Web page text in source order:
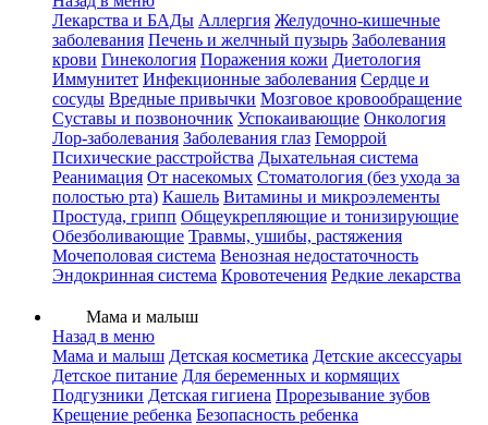
Лекарства и БАДы Аллергия Желудочно-кишечные
заболевания Печень и желчный пузырь Заболевания
крови Гинекология Поражения кожи Диетология
Иммунитет Инфекционные заболевания Сердце и
сосуды Вредные привычки Мозговое кровообращение
Суставы и позвоночник Успокаивающие Онкология
Лор-заболевания Заболевания глаз Геморрой
Психические расстройства Дыхательная система
Реанимация От насекомых Стоматология (без ухода за
полостью рта) Кашель Витамины и микроэлементы
Простуда, грипп Общеукрепляющие и тонизирующие
Обезболивающие Травмы, ушибы, растяжения
Мочеполовая система Венозная недостаточность
Эндокринная система Кровотечения Редкие лекарства
Мама и малыш
Назад в меню
Мама и малыш Детская косметика Детские аксессуары
Детское питание Для беременных и кормящих
Подгузники Детская гигиена Прорезывание зубов
Крещение ребенка Безопасность ребенка